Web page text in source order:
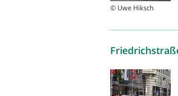
© Uwe Hiksch